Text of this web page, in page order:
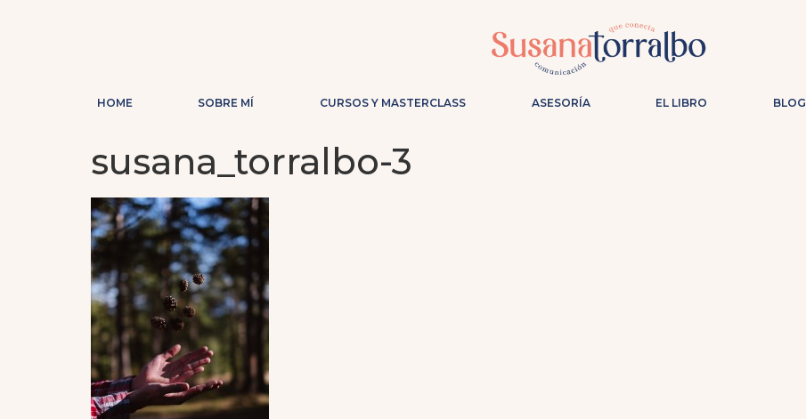
HOME SOBRE MÍ CURSOS Y MASTERCLASS ASESORÍA EL LIBRO BLOG
susana_torralbo-3